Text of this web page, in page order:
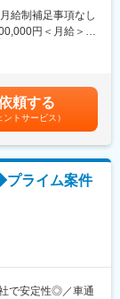
守・運用までサポ
り、それぞれの分
る重要なポジショ
プの企画・運営
新しいビジネス
部門（ITソリュー
給制補足事項なし
円＜月給＞
て上下する可能
記です。
頼する
ントサービス）
プライム案件
で安定性◎／車通